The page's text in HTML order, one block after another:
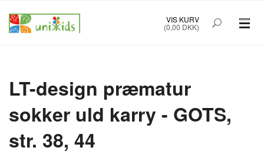
VIS KURV
(0,00 DKK)
BØRNETØJ STR. 50-92
BABYUDSTYR
TILBUD
LT-design præmatur
sokker uld karry - GOTS,
str. 38, 44